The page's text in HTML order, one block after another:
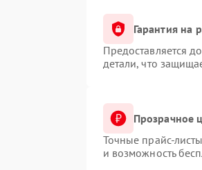
Гарантия на
Предоставляется
детали, что
Прозрачное
Точные прайс-
и возможность